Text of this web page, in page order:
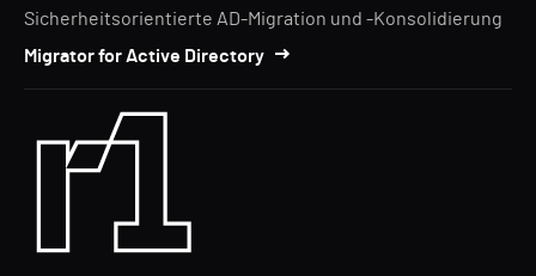
Sicherheitsorientierte AD-Migration und -Konsolidierung
Migrator for Active Directory